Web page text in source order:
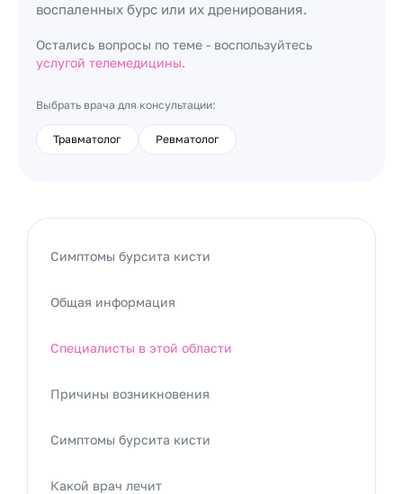
воспаленных бурс или их дренирования.
Остались вопросы по теме - воспользуйтесь
услугой телемедицины.
Выбрать врача для консультации:
Травматолог Ревматолог
Симптомы бурсита кисти
Общая информация
Специалисты в этой области
Причины возникновения
Симптомы бурсита кисти
Какой врач лечит